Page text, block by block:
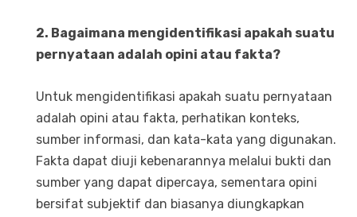
2. Bagaimana mengidentifikasi apakah suatu
pernyataan adalah opini atau fakta?
Untuk mengidentifikasi apakah suatu pernyataan
adalah opini atau fakta, perhatikan konteks,
sumber informasi, dan kata-kata yang digunakan.
Fakta dapat diuji kebenarannya melalui bukti dan
sumber yang dapat dipercaya, sementara opini
bersifat subjektif dan biasanya diungkapkan